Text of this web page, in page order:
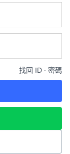
找回 ID ∙ 密碼